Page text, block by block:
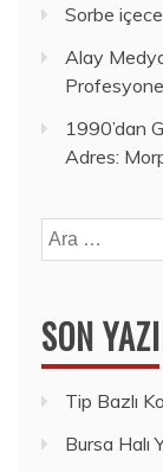
Sorbe
Alay
1990’dan
Adres:
Arama:
SON
Tip Bazlı
Bursa Halı